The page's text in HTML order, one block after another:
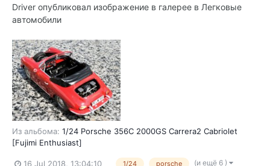
Driver опубликовал изображение в галерее в Легковые
автомобили
Из альбома: 1/24 Porsche 356C 2000GS Carrera2 Cabriolet
[Fujimi Enthusiast]
16 Jul 2018, 13:04:10 1/24 porsche (и ещё 6 )